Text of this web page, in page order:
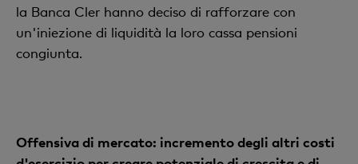
la Banca Cler hanno deciso di rafforzare con
un'iniezione di liquidità la loro cassa pensioni
congiunta.
Offensiva di mercato: incremento degli altri costi